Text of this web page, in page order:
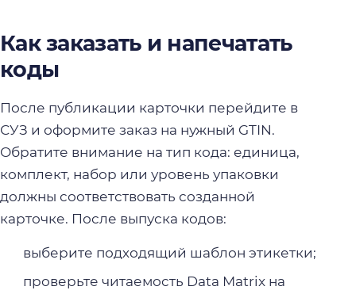
Как заказать и напечатать
коды
После публикации карточки перейдите в
СУЗ и оформите заказ на нужный GTIN.
Обратите внимание на тип кода: единица,
комплект, набор или уровень упаковки
должны соответствовать созданной
карточке. После выпуска кодов:
выберите подходящий шаблон этикетки;
проверьте читаемость Data Matrix на